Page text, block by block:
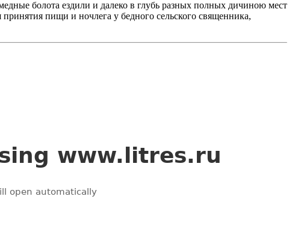
болота ездили и далеко в глубь разных полных дичиною мест
пищи и ночлега у бедного сельского священника,